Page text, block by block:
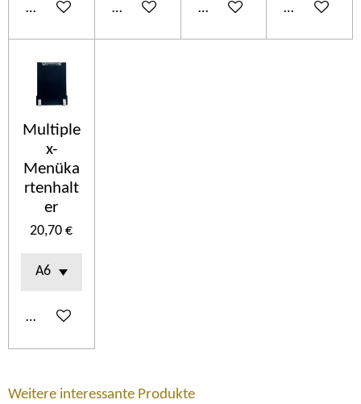
Añadir al carritoAñadir al carritoAñadir al carritoAñadir al
Multiple
x-
Menüka
rtenhalt
er
20,70 €
Añadir al carrito
Weitere interessante Produkte